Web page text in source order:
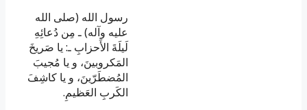
رسول الله (صلى الله
عليه وآله) ـ مِن دُعائِهِ
لَيلَةَ الأَحزابِ ـ: يا صَريخَ
المَكروبينَ، و يا مُجيبَ
المُضطَرّينَ، و يا كاشِفَ
الكَربِ العَظيمِ.